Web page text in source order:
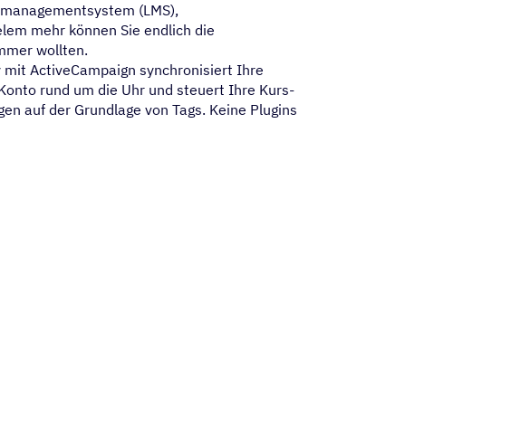
(LMS),
mehr können Sie endlich die
wollten.
ActiveCampaign synchronisiert Ihre
rund um die Uhr und steuert Ihre Kurs-
auf der Grundlage von Tags. Keine Plugins